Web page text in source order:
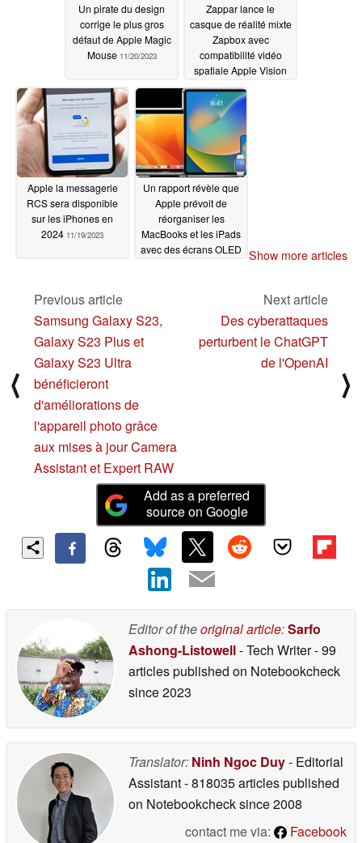
Un pirate du design
corrige le plus gros
défaut de Apple Magic
Mouse 11/20/2023
Zappar lance le
casque de réalité mixte
Zapbox avec
compatibilité vidéo
spatiale Apple Vision
Pro11/20/2023
Apple la messagerie
RCS sera disponible
sur les iPhones en
2024 11/19/2023
Un rapport révèle que
Apple prévoit de
réorganiser les
MacBooks et les iPads
avec des écrans OLED Show more articles
⟨
Previous article
Samsung Galaxy S23,
Galaxy S23 Plus et
Galaxy S23 Ultra
bénéficieront
d'améliorations de
l'appareil photo grâce
aux mises à jour Camera
Assistant et Expert RAW
Next article
Des cyberattaques
perturbent le ChatGPT
de l'OpenAI
⟩
Add as a preferred
source on Google
Editor of theoriginal article:Sarfo
Ashong-Listowell- Tech Writer- 99
articles published on Notebookcheck
since 2023
Translator: Ninh Ngoc Duy- Editorial
Assistant- 818035 articles published
on Notebookchecksince 2008
contact me via:
Facebook